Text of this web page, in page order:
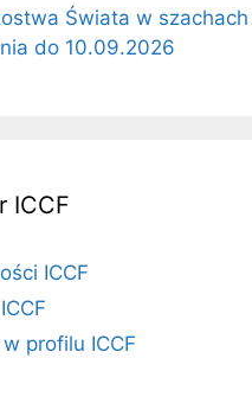
Świata w
do 10.09.2026
ICCF
ICCF
profilu ICCF